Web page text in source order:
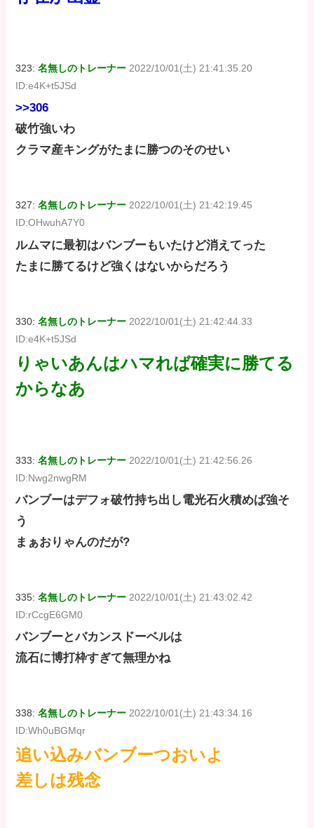
323:名無しのトレーナー 2022/10/01(土) 21:41:35.20
ID:e4K+t5JSd
>>306
破竹強いわ
クラマ産キングがたまに勝つのそのせい
327:名無しのトレーナー 2022/10/01(土) 21:42:19.45
ID:OHwuhA7Y0
ルムマに最初はバンブーもいたけど消えてった
たまに勝てるけど強くはないからだろう
330:名無しのトレーナー 2022/10/01(土) 21:42:44.33
ID:e4K+t5JSd
りゃいあんはハマれば確実に勝てる
からなあ
333:名無しのトレーナー 2022/10/01(土) 21:42:56.26
ID:Nwg2nwgRM
バンブーはデフォ破竹持ち出し電光石火積めば強そ
う
まぁおりゃんのだが?
335:名無しのトレーナー 2022/10/01(土) 21:43:02.42
ID:rCcgE6GM0
バンブーとバカンスドーベルは
流石に博打枠すぎて無理かね
338:名無しのトレーナー 2022/10/01(土) 21:43:34.16
ID:Wh0uBGMqr
追い込みバンブーつおいよ
差しは残念